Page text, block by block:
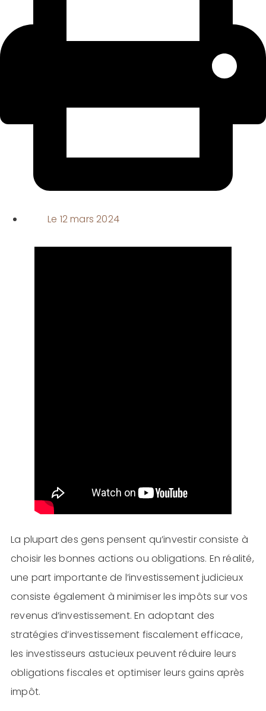
Le 12 mars 2024
La plupart des gens pensent qu’investir consiste à
choisir les bonnes actions ou obligations. En réalité,
une part importante de l’investissement judicieux
consiste également à minimiser les impôts sur vos
revenus d’investissement. En adoptant des
stratégies d’investissement fiscalement efficace,
les investisseurs astucieux peuvent réduire leurs
obligations fiscales et optimiser leurs gains après
impôt.